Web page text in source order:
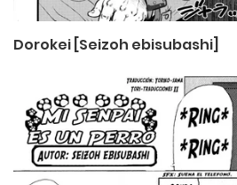
Dorokei [Seizoh ebisubashi]